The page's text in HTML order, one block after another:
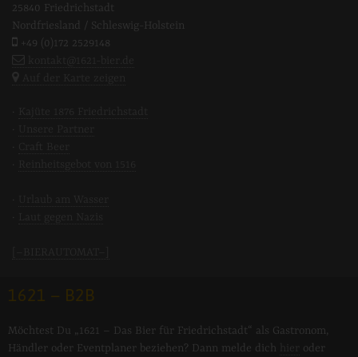
25840 Friedrichstadt
Nordfriesland / Schleswig-Holstein
+49 (0)172 2529148
·
·
·
·
·
·
1621 – B2B
Möchtest Du „1621 – Das Bier für Friedrichstadt“ als Gastronom,
Händler oder Eventplaner beziehen? Dann melde dich
hier oder